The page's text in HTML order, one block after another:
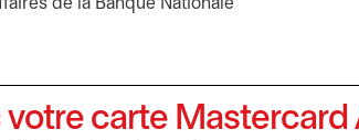
votre carte